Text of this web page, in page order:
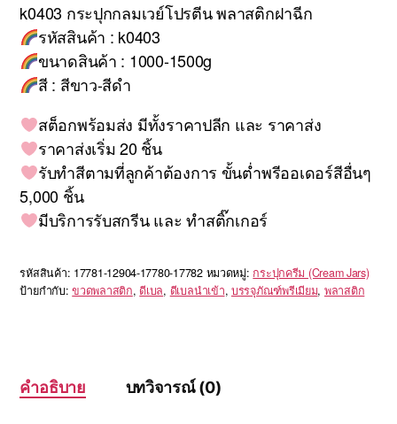
k0403 กระปุกกลมเวย์โปรตีน พลาสติกฝาฉีก
รหัสสินค้า : k0403
ขนาดสินค้า : 1000-1500g
สี : สีขาว-สีดำ
สต็อกพร้อมส่ง มีทั้งราคาปลีก และ ราคาส่ง
ราคาส่งเริ่ม 20 ชิ้น
รับทำสีตามที่ลูกค้าต้องการ ขั้นต่ำพรีออเดอร์สีอื่นๆ
5,000 ชิ้น
มีบริการรับสกรีน และ ทำสติ๊กเกอร์
รหัสสินค้า: 17781-12904-17780-17782 หมวดหมู่: กระปุกครีม (Cream Jars)
ป้ายกำกับ:ขวดพลาสติก,ดีเบล, ดีเบลนำเข้า, บรรจุภัณฑ์พรีเมียม, พลาสติก
คำอธิบาย บทวิจารณ์ (0)